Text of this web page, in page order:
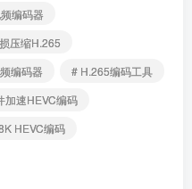
编码器
压缩H.265
编码器
# H.265编码工具
加速HEVC编码
HEVC编码